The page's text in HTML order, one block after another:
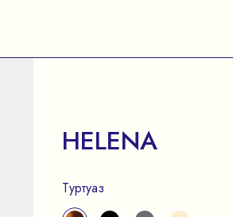
HELENA
Туртуаз